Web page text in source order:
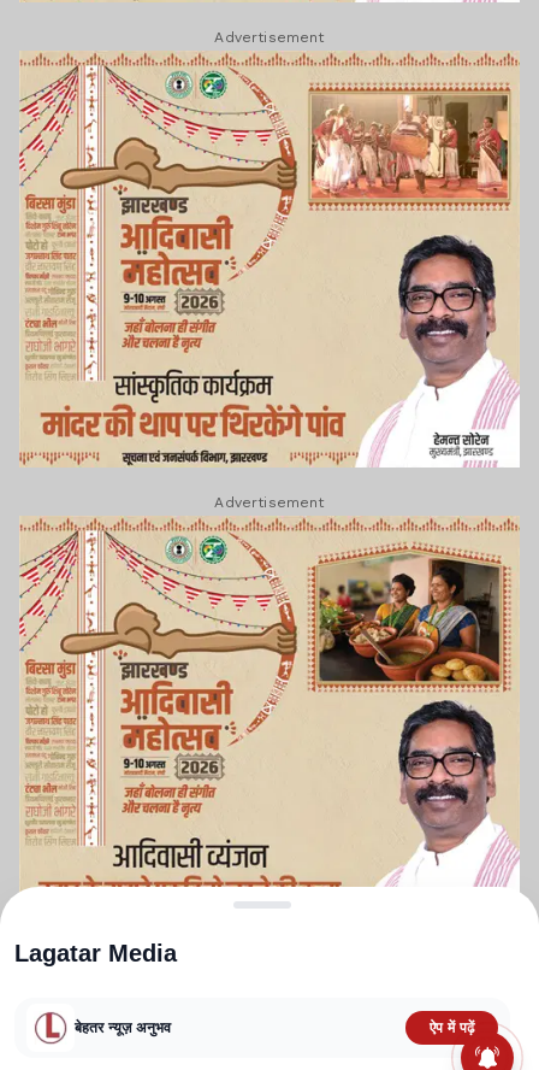
Advertisement
Advertisement
Lagatar Media
बेहतर न्यूज़ अनुभव ऐप में पढ़ें